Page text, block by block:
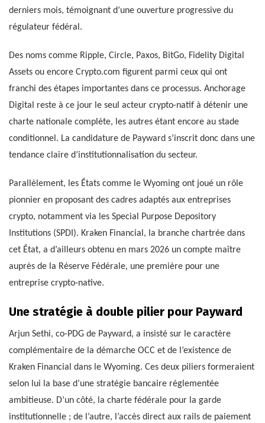
derniers mois, témoignant d’une ouverture progressive du
régulateur fédéral.
Des noms comme Ripple, Circle, Paxos, BitGo, Fidelity Digital
Assets ou encore Crypto.com figurent parmi ceux qui ont
franchi des étapes importantes dans ce processus. Anchorage
Digital reste à ce jour le seul acteur crypto-natif à détenir une
charte nationale complète, les autres étant encore au stade
conditionnel. La candidature de Payward s’inscrit donc dans une
tendance claire d’institutionnalisation du secteur.
Parallèlement, les États comme le Wyoming ont joué un rôle
pionnier en proposant des cadres adaptés aux entreprises
crypto, notamment via les Special Purpose Depository
Institutions (SPDI). Kraken Financial, la branche chartrée dans
cet État, a d’ailleurs obtenu en mars 2026 un compte maître
auprès de la Réserve Fédérale, une première pour une
entreprise crypto-native.
Une stratégie à double pilier pour Payward
Arjun Sethi, co-PDG de Payward, a insisté sur le caractère
complémentaire de la démarche OCC et de l’existence de
Kraken Financial dans le Wyoming. Ces deux piliers formeraient
selon lui la base d’une stratégie bancaire réglementée
ambitieuse. D’un côté, la charte fédérale pour la garde
institutionnelle ; de l’autre, l’accès direct aux rails de paiement